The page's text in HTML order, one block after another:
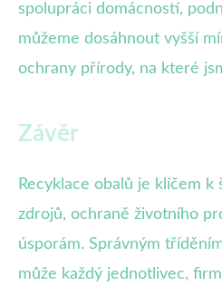
spolupráci domácností,
můžeme dosáhnout vyšší
ochrany přírody, na které
Závěr
Recyklace obalů je klíčem
zdrojů, ochraně životního
úsporám. Správným
může každý jednotlivec,